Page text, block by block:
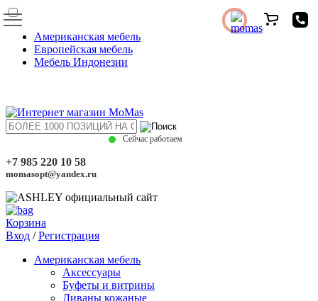
Американская мебель
Европейская мебель
Мебель Индонезии
Сейчас работаем
+7 985 220 10 58
momasopt@yandex.ru
Корзина
Вход /Регистрация
Американская мебель
Аксессуары
Буфеты и витрины
Диваны кожаные